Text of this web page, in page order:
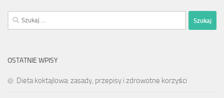
Szukaj:
OSTATNIE WPISY
Dieta koktajlowa: zasady, przepisy i zdrowotne korzyści